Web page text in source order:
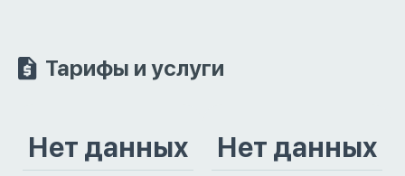
Тарифы и услуги
Нет данных Нет данных